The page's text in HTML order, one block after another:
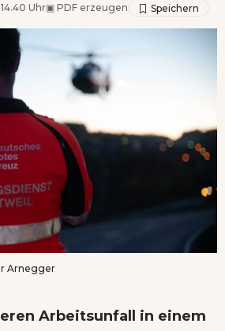
Uhr▣ PDF erzeugen
Arnegger
Arbeitsunfall in einem